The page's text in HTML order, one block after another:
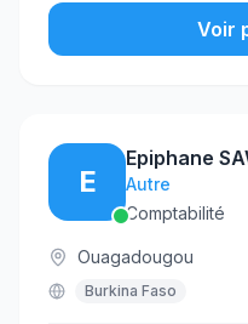
Voir
E
Epiphane
Autre
Comptabilité
Ouagadougou
Burkina Faso